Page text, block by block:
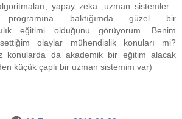
yapay zeka ,uzman sistemler...
baktığımda güzel bir
eğitimi olduğunu görüyorum. Benim
olaylar mühendislik konuları mi?
konularda da akademik bir eğitim alacak
küçük çaplı bir uzman sistemim var)